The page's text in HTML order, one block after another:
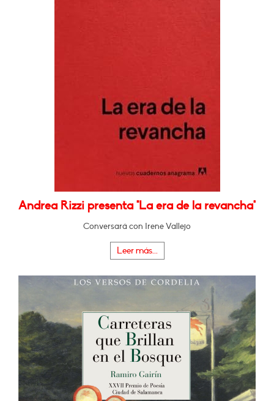
Andrea Rizzi presenta "La era de la revancha"
Conversará con Irene Vallejo
Leer más...